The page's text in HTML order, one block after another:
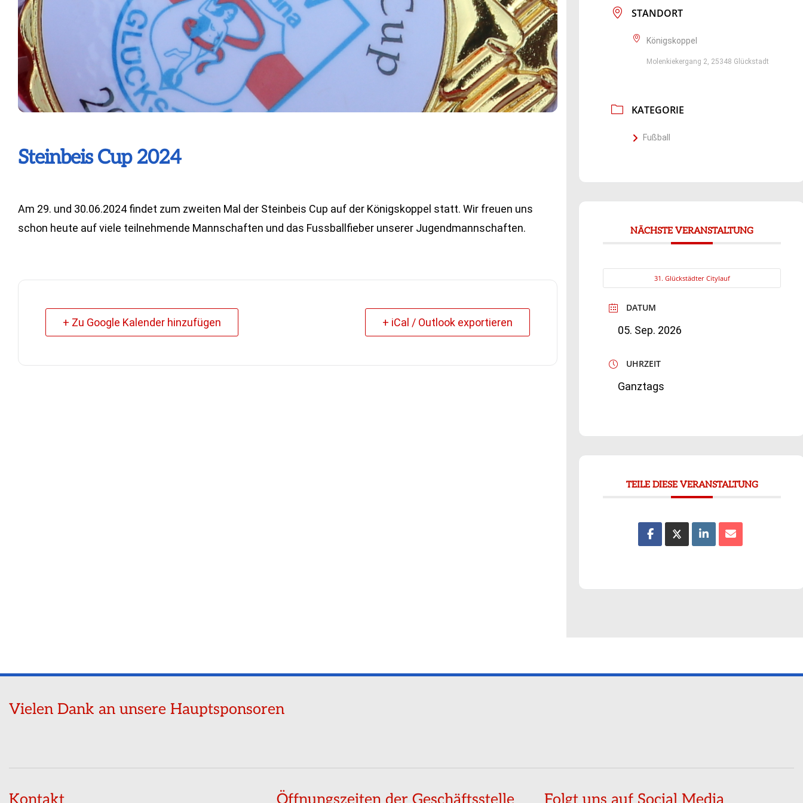
Steinbeis Cup 2024
Am 29. und 30.06.2024 findet zum zweiten Mal der Steinbeis Cup auf der Königskoppel statt. Wir freuen uns
schon heute auf viele teilnehmende Mannschaften und das Fussballfieber unserer Jugendmannschaften.
+ Zu Google Kalender hinzufügen + iCal / Outlook exportieren
STANDORT
Königskoppel
Molenkiekergang 2, 25348 Glückstadt
KATEGORIE
Fußball
NÄCHSTE VERANSTALTUNG
31. Glückstädter Citylauf
DATUM
05. Sep. 2026
UHRZEIT
Ganztags
TEILE DIESE VERANSTALTUNG
Vielen Dank an unsere Hauptsponsoren
Kontakt Öffnungszeiten der Geschäftsstelle Folgt uns auf Social Media